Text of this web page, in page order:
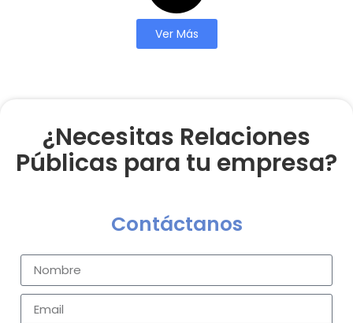
Ver Más
¿Necesitas Relaciones
Públicas para tu empresa?
Contáctanos